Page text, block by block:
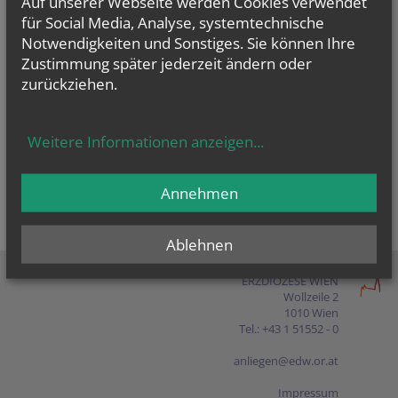
Presse
Shop
ERZDIÖZESE WIEN
Wollzeile 2
1010 Wien
Tel.: +43 1 51552 - 0
anliegen@edw.or.at
Impressum
für Social Media, Analyse, systemtechnische
Notwendigkeiten und Sonstiges. Sie können Ihre
Zustimmung später jederzeit ändern oder
zurückziehen.
Weitere Informationen anzeigen...
Ablehnen
Annehmen